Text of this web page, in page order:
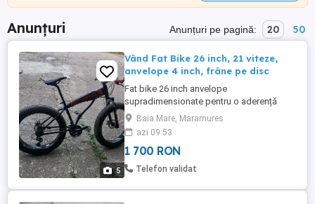
Anunțuri Anunțuri pe pagină: 20 50
5
Vând Fat Bike 26 inch, 21 viteze,
anvelope 4 inch, frâne pe disc
Fat bike 26 inch anvelope
supradimensionate pentru o aderență
sporită pe trasee extreme( pietriș, zăpadă,
noroi) cadru oțel 17 inch, 21 de viteze,
sistem frânare pe disc, suport tel cu
protecție intemperii, suport sticlă, antifurt
cu fixare tijă șa. Stare impecabilă, foarte
Baia Mare, Maramures
azi 09:53
1 700 RON
Telefon validat